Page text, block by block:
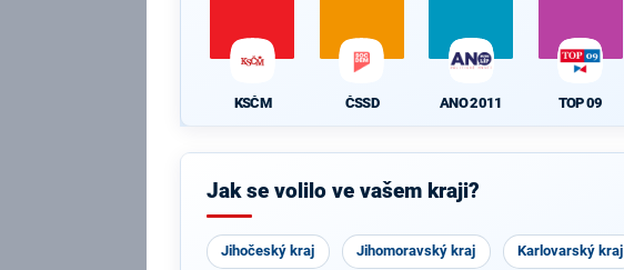
KSČM ČSSD ANO 2011 TOP 09
Jak se volilo ve vašem kraji?
Jihočeský kraj Jihomoravský kraj Karlovarský kraj